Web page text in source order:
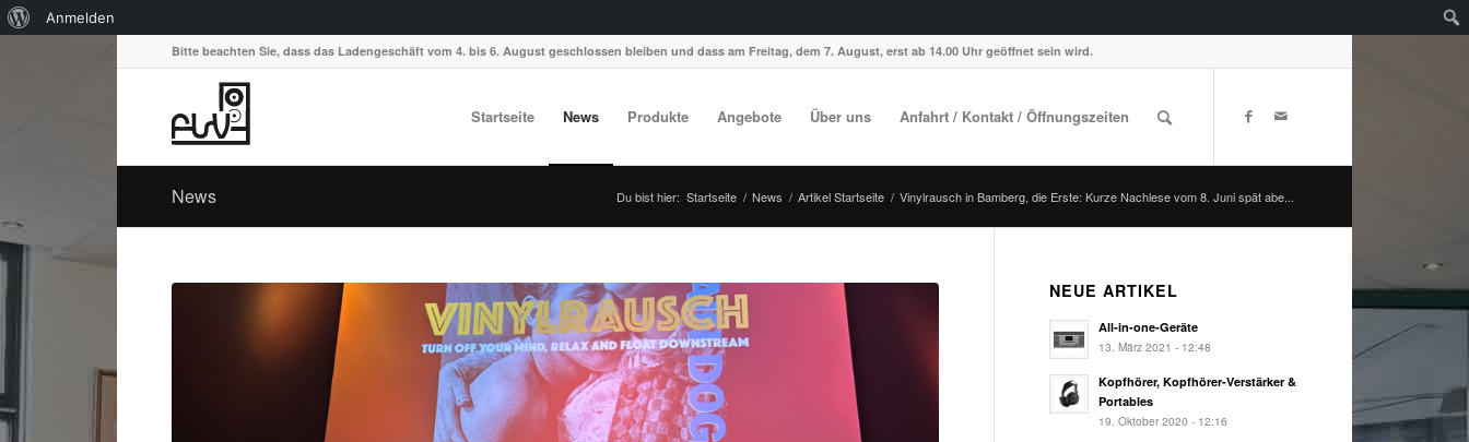
Über
Anmelden
Bitte beachten Sie, dass das Ladengeschäft vom 4. bis 6. August geschlossen bleiben und dass am Freitag, dem 7. August, erst ab 14.00 Uhr geöffnet sein wird.
Startseite News Produkte Angebote Über uns Anfahrt / Kontakt / Öffnungszeiten
News Du bist hier: Startseite / News / Artikel Startseite / Vinylrausch in Bamberg, die Erste: Kurze Nachlese vom 8. Juni spät abe...
NEUE ARTIKEL
All-in-one-Geräte
13. März 2021 - 12:48
Kopfhörer, Kopfhörer-Verstärker &
Portables
19. Oktober 2020 - 12:16